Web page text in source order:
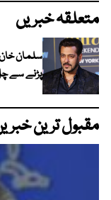
متعلقہ خبریں
سلمان خان
پڑنے سے
مقبول ترین